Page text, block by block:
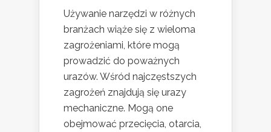
Używanie narzędzi w różnych
branżach wiąże się z wieloma
zagrożeniami, które mogą
prowadzić do poważnych
urazów. Wśród najczęstszych
zagrożeń znajdują się urazy
mechaniczne. Mogą one
obejmować przecięcia, otarcia,